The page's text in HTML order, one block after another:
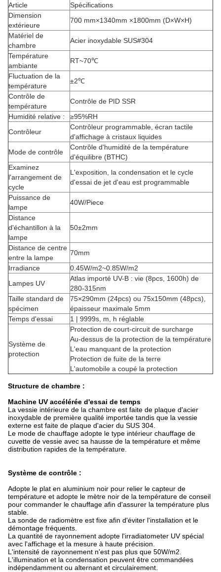
Article
Spécifications
Dimension
extérieure
700 mm×1340mm ×1800mm (D×W×H)
Matériel de
chambre
Acier inoxydable SUS#304
Température
ambiante
RT~70℃
Fluctuation de la
température
±2℃
Contrôle de
température
Contrôle de PID SSR
Humidité relative :
≥95%RH
Contrôleur
Contrôleur programmable, écran tactile
d'affichage à cristaux liquides
Mode de contrôle
Contrôle d'humidité de la température
d'équilibre (BTHC)
Examinez
l'arrangement de
cycle
L'exposition, la condensation et le cycle
d'essai de jet d'eau est programmable
Puissance de
lampe
40W/Piece
Distance
d'échantillon à la
lampe
50±2mm
Distance de centre
entre la lampe
70mm
Irradiance
0.45W/m2~0.85W/m2
Lampes UV
Atlas importé UV-B : vie (8pcs, 1600h) de
280-315nm
Taille standard de
spécimen
75×290mm (24pcs) ou 75x150mm (48pcs),
épaisseur maximale 5mm
Temps d'essai
1 | 9999s, m, h réglable
Système de
protection
Protection de court-circuit de surcharge
Au-dessus de la protection de la température
L'eau manquant de la protection
Protection de fuite de la terre
L'automobile a coupé la protection
Structure de chambre :
Machine UV accélérée d'essai de temps
La vessie intérieure de la chambre est faite de plaque d'acier
inoxydable de première qualité importée tandis que la vessie
externe est faite de plaque d'acier du SUS 304.
Le mode de chauffage adopte le type intérieur chauffage de
cuvette de vessie avec sa hausse de la température et même
distribution rapides de la température.
Système de contrôle :
Adopte le plat en aluminium noir pour relier le capteur de
température et adopte le mètre noir de la température de conseil
pour commander le chauffage afin d'assurer la température plus
stable.
La sonde de radiomètre est fixe afin d'éviter l'installation et le
démontage fréquents.
La quantité de rayonnement adopte l'irradiatometer UV spécial
avec l'affichage et la mesure à haute précision.
L'intensité de rayonnement n'est pas plus que 50W/m2.
L'illumination et la condensation peuvent être commandées
indépendamment ou alternant et circulairement.